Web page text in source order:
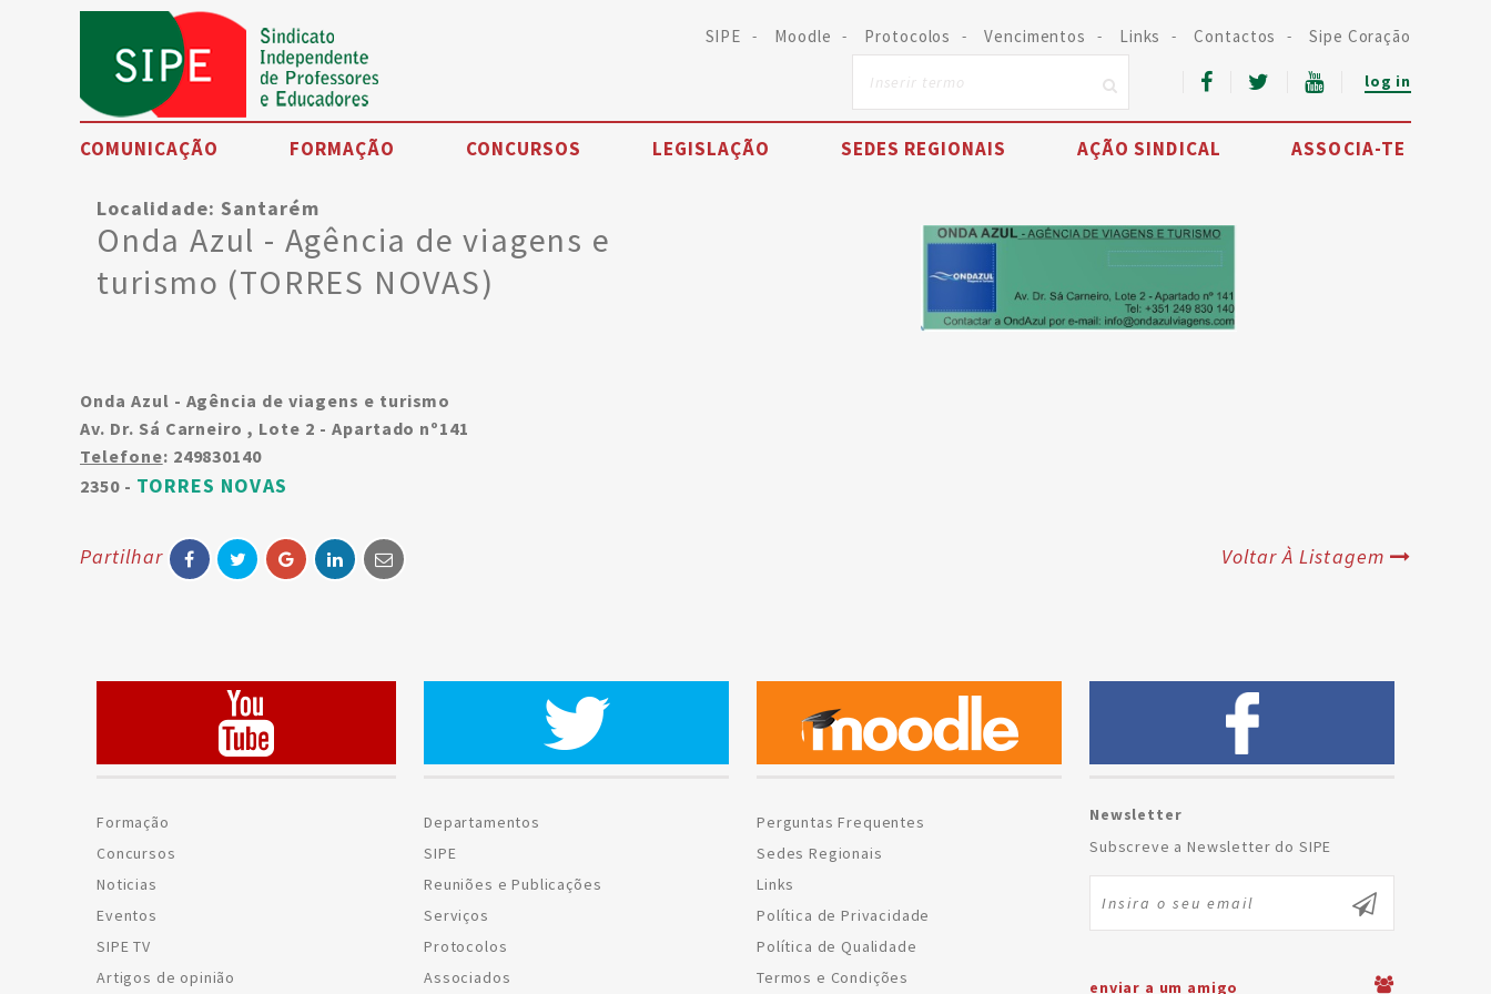
SIPE Moodle Protocolos Vencimentos Links Contactos Sipe Coração
log in
COMUNICAÇÃO
Noticias
Eventos
Petições
Testemunhos
FORMAÇÃO CONCURSOS LEGISLAÇÃO SEDES REGIONAIS AÇÃO SINDICAL ASSOCIA-TE
Localidade: Santarém
Onda Azul - Agência de viagens e
turismo (TORRES NOVAS)
Onda Azul - Agência de viagens e turismo
Av. Dr. Sá Carneiro , Lote 2 - Apartado nº141
Telefone: 249830140
2350 - TORRES NOVAS
Partilhar Voltar À Listagem
Formação
Concursos
Noticias
Eventos
SIPE TV
Artigos de opinião
Departamentos
SIPE
Reuniões e Publicações
Serviços
Protocolos
Associados
Perguntas Frequentes
Sedes Regionais
Links
Política de Privacidade
Política de Qualidade
Termos e Condições
Newsletter
Subscreve a Newsletter do SIPE
enviar a um amigo